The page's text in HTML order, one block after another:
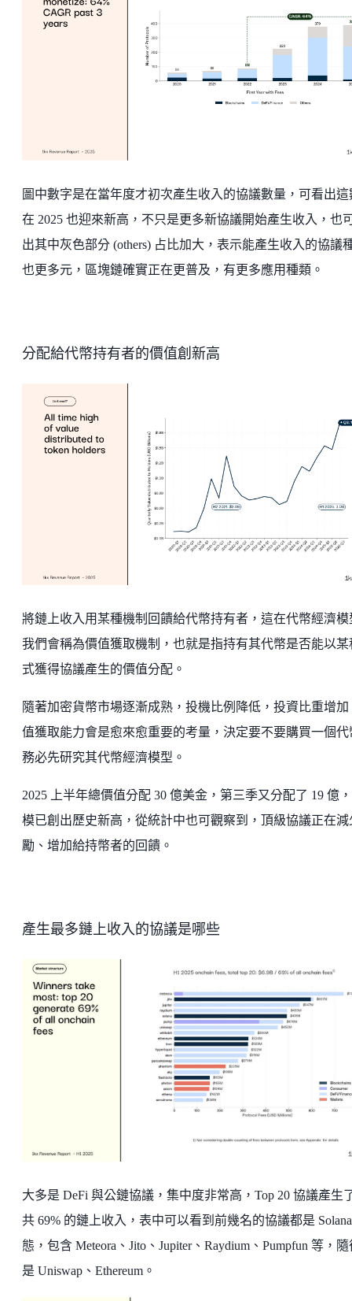
圖中數字是在當年度才初次產生收入的協議數量，可看出這
在 2025 也迎來新高，不只是更多新協議開始產生收入，也
出其中灰色部分 (others) 占比加大，表示能產生收入的協議
也更多元，區塊鏈確實正在更普及，有更多應用種類。
分配給代幣持有者的價值創新高
將鏈上收入用某種機制回饋給代幣持有者，這在代幣經濟模
我們會稱為價值獲取機制，也就是指持有其代幣是否能以某
式獲得協議產生的價值分配。
隨著加密貨幣市場逐漸成熟，投機比例降低，投資比重增加
值獲取能力會是愈來愈重要的考量，決定要不要購買一個代
務必先研究其代幣經濟模型。
2025 上半年總價值分配 30 億美金，第三季又分配了 19 億
模已創出歷史新高，從統計中也可觀察到，頂級協議正在減
勵、增加給持幣者的回饋。
產生最多鏈上收入的協議是哪些
大多是 DeFi 與公鏈協議，集中度非常高，Top 20 協議產生
共 69% 的鏈上收入，表中可以看到前幾名的協議都是
態，包含 Meteora、Jito、Jupiter、Raydium、Pumpfun 等，
是 Uniswap、Ethereum。